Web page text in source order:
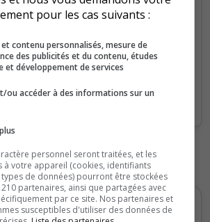
journaliers
pour les cas suivants :
contenu personnalisés, mesure de
des publicités et du contenu, études
et développement de services
ou accéder à des informations sur un
personnel seront traitées, et les
à votre appareil (cookies, identifiants
de données) pourront être stockées
partenaires, ainsi que partagées avec
par ce site. Nos partenaires et
susceptibles d'utiliser des données de